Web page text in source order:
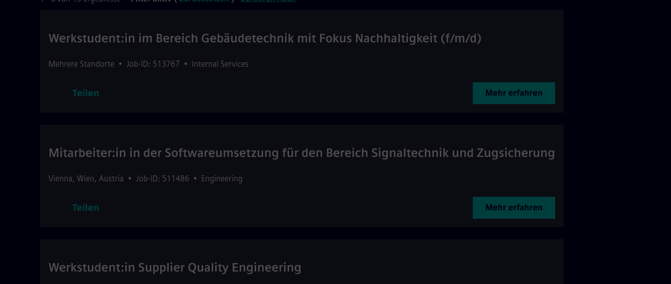
Werkstudent:in im Bereich Gebäudetechnik mit Fokus Nachhaltigkeit (f/m/d)
Mehrere Standorte • Job-ID: 513767 • Internal Services
Teilen Mehr erfahren
Mitarbeiter:in in der Softwareumsetzung für den Bereich Signaltechnik und Zugsicherung
Vienna, Wien, Austria • Job-ID: 511486 • Engineering
Teilen Mehr erfahren
Werkstudent:in Supplier Quality Engineering